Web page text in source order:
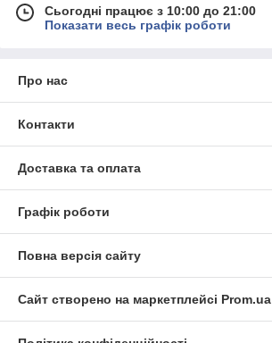
Сьогодні працює з 10:00 до 21:00
Показати весь графік роботи
Про нас
Контакти
Доставка та оплата
Графік роботи
Повна версія сайту
Сайт створено на маркетплейсі Prom.ua